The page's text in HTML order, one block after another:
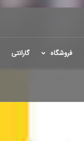
فروشگاه گارانتی